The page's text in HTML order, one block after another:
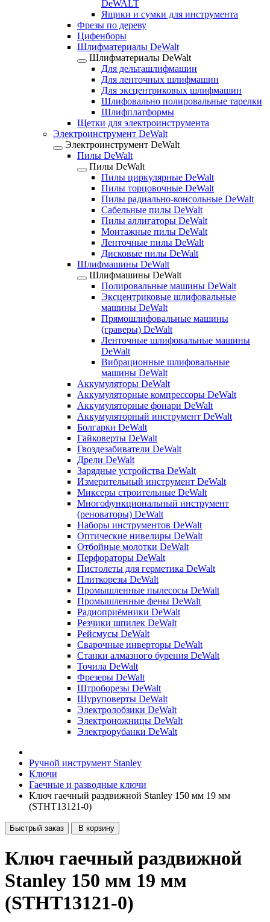
DeWALT
Ящики и сумки для инструмента
Фрезы по дереву
Цифенборы
Шлифматериалы DeWalt
Шлифматериалы DeWalt
Для дельташлифмашин
Для ленточных шлифмашин
Для эксцентриковых шлифмашин
Шлифовально полировальные тарелки
Шлифплатформы
Щетки для электроинструмента
Электроинструмент DeWalt
Электроинструмент DeWalt
Пилы DeWalt
Пилы DeWalt
Пилы циркулярные DeWalt
Пилы торцовочные DeWalt
Пилы радиально-консольные DeWalt
Сабельные пилы DeWalt
Пилы аллигаторы DeWalt
Монтажные пилы DeWalt
Ленточные пилы DeWalt
Дисковые пилы DeWalt
Шлифмашины DeWalt
Шлифмашины DeWalt
Полировальные машины DeWalt
Эксцентриковые шлифовальные
машины DeWalt
Прямошлифовальные машины
(граверы) DeWalt
Ленточные шлифовальные машины
DeWalt
Вибрационные шлифовальные
машины DeWalt
Аккумуляторы DeWalt
Аккумуляторные компрессоры DeWalt
Аккумуляторные фонари DeWalt
Аккумуляторный инструмент DeWalt
Болгарки DeWalt
Гайковерты DeWalt
Гвоздезабиватели DeWalt
Дрели DeWalt
Зарядные устройства DeWalt
Измерительный инструмент DeWalt
Миксеры строительные DeWalt
Многофункциональный инструмент
(реноваторы) DeWalt
Наборы инструментов DeWalt
Оптические нивелиры DeWalt
Отбойные молотки DeWalt
Перфораторы DeWalt
Пистолеты для герметика DeWalt
Плиткорезы DeWalt
Промышленные пылесосы DeWalt
Промышленные фены DeWalt
Радиоприёмники DeWalt
Резчики шпилек DeWalt
Рейсмусы DeWalt
Сварочные инверторы DeWalt
Станки алмазного бурения DeWalt
Точила DeWalt
Фрезеры DeWalt
Штроборезы DeWalt
Шуруповерты DeWalt
Электролобзики DeWalt
Электроножницы DeWalt
Электрорубанки DeWalt
Ручной инструмент Stanley
Ключи
Гаечные и разводные ключи
Ключ гаечный раздвижной Stanley 150 мм 19 мм
(STHT13121-0)
Быстрый заказ В корзину
Ключ гаечный раздвижной
Stanley 150 мм 19 мм
(STHT13121-0)